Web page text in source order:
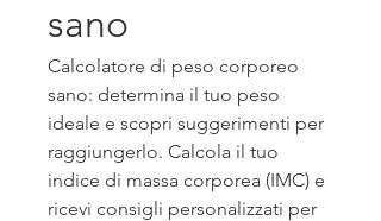
sano
Calcolatore di peso corporeo
sano: determina il tuo peso
ideale e scopri suggerimenti per
raggiungerlo. Calcola il tuo
indice di massa corporea (IMC) e
ricevi consigli personalizzati per